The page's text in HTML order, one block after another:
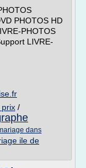
PHOTOS HD
PHOTOS
LIVRE-
prix /
dans
ile de